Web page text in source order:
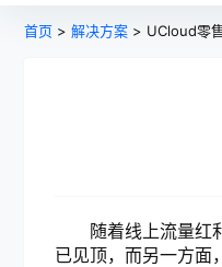
首页 > 解决方案 > UCloud零
随着线上流量红利
已见顶，而另一方面